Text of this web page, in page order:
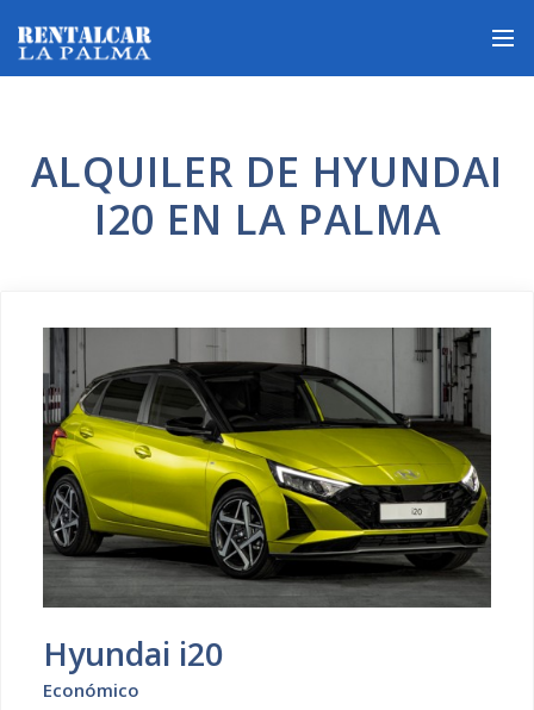
ALQUILER DE HYUNDAI
I20 EN LA PALMA
Hyundai i20
Económico